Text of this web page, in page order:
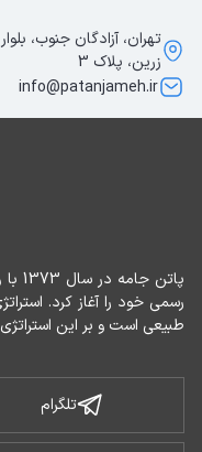
طبیعی است و بر این
تلگرام
تهران، آزادگان جنوب،
زرین، پلاک 3
info@patanjameh.ir